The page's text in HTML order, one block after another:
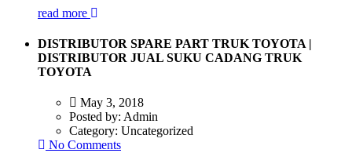
read more
DISTRIBUTOR SPARE PART TRUK TOYOTA |
DISTRIBUTOR JUAL SUKU CADANG TRUK
TOYOTA
May 3, 2018
Posted by: Admin
Category: Uncategorized
No Comments